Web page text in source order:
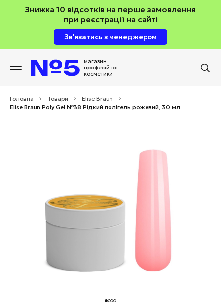
Знижка 10 відсотків на перше замовлення
при реєстрації на сайті
Зв'язатись з менеджером
магазин
професійної
косметики
Головна > Товари > Elise Braun
>
Elise Braun Poly Gel №38 Рідкий полігель рожевий, 30 мл